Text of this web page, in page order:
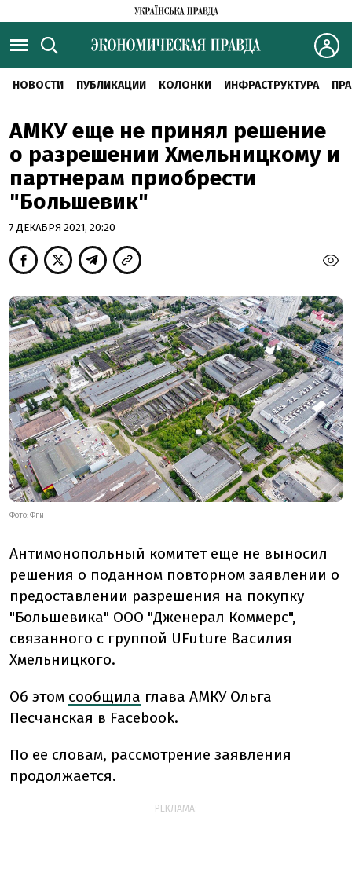
НОВОСТИ ПУБЛИКАЦИИ КОЛОНКИ ИНФРАСТРУКТУРА
АМКУ еще не принял решение
о разрешении Хмельницкому и
партнерам приобрести
"Большевик"
7 ДЕКАБРЯ 2021, 20:20
ФОТО: ФГИ
Антимонопольный комитет еще не выносил
решения о поданном повторном заявлении о
предоставлении разрешения на покупку
"Большевика" ООО "Дженерал Коммерс",
связанного с группой UFuture Василия
Хмельницкого.
Об этом сообщила глава АМКУ Ольга
Песчанская в Facebook.
По ее словам, рассмотрение заявления
продолжается.
РЕКЛАМА: